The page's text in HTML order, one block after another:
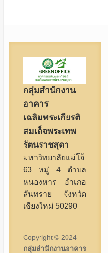
กลุ่มสำนักงาน
อาคาร
เฉลิมพระเกียรติ
สมเด็จพระเทพ
รัตนราชสุดา
มหาวิทยาลัยแม่โจ้
63 หมู่ 4 ตำบล
หนองหาร อำเภอ
สันทราย จังหวัด
เชียงใหม่ 50290
Copyright © 2024
กลุ่มสำนักงานอาคาร